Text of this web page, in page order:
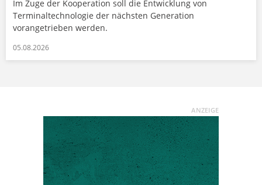
Im Zuge der Kooperation soll die Entwicklung von
Terminaltechnologie der nächsten Generation
vorangetrieben werden.
05.08.2026
ANZEIGE